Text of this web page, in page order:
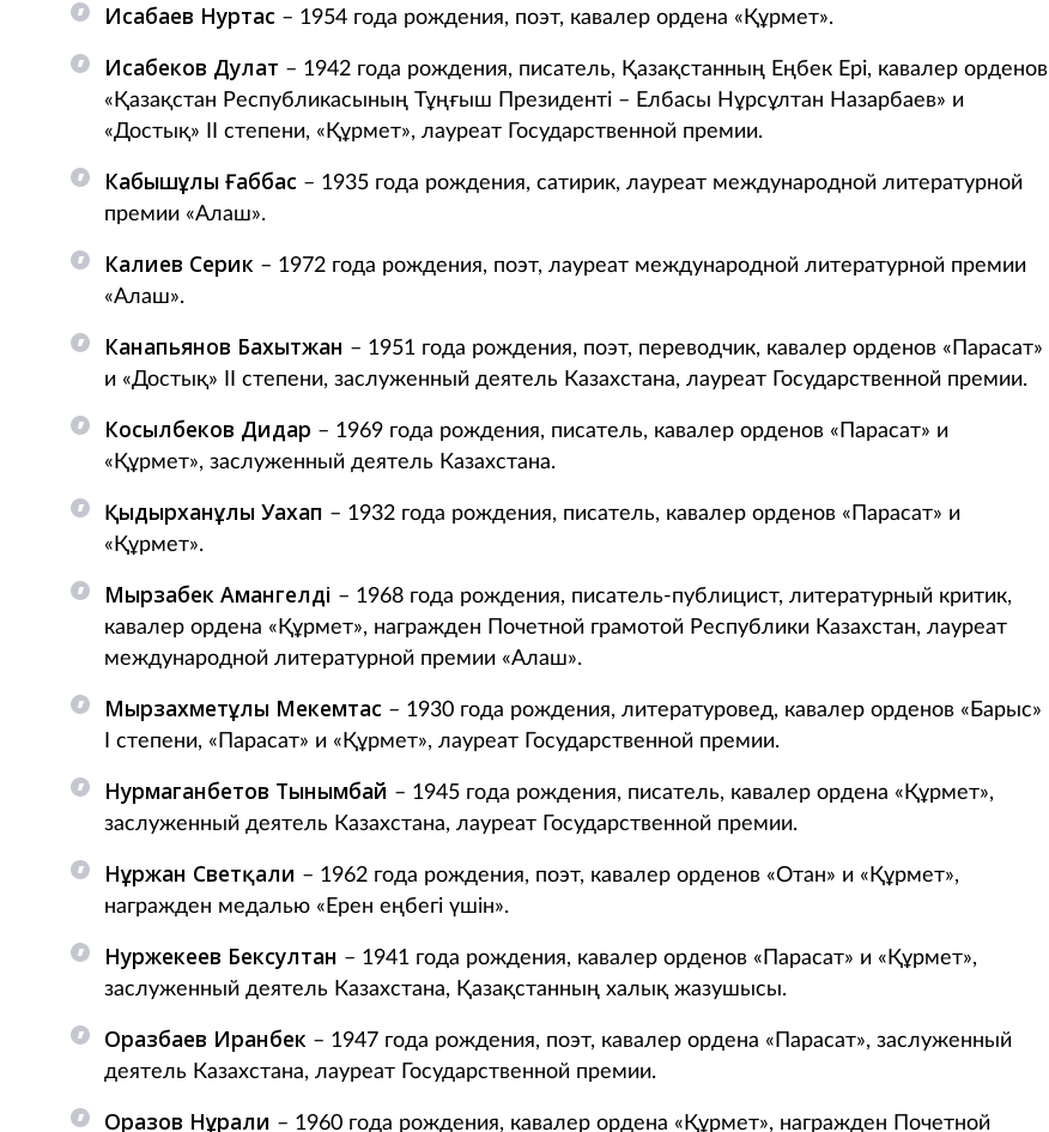
Исабаев Нуртас – 1954 года рождения, поэт, кавалер ордена «Құрмет».
Исабеков Дулат – 1942 года рождения, писатель, Қазақстанның Еңбек Ері, кавалер орденов
«Қазақстан Республикасының Тұңғыш Президентi – Елбасы Нұрсұлтан Назарбаев» и
«Достық» ІІ степени, «Құрмет», лауреат Государственной премии.
Кабышұлы Ғаббас – 1935 года рождения, сатирик, лауреат международной литературной
премии «Алаш».
Калиев Серик – 1972 года рождения, поэт, лауреат международной литературной премии
«Алаш».
Канапьянов Бахытжан – 1951 года рождения, поэт, переводчик, кавалер орденов «Парасат»
и «Достық» ІІ степени, заслуженный деятель Казахстана, лауреат Государственной премии.
Косылбеков Дидар – 1969 года рождения, писатель, кавалер орденов «Парасат» и
«Құрмет», заслуженный деятель Казахстана.
Қыдырханұлы Уахап – 1932 года рождения, писатель, кавалер орденов «Парасат» и
«Құрмет».
Мырзабек Амангелді – 1968 года рождения, писатель-публицист, литературный критик,
кавалер ордена «Құрмет», награжден Почетной грамотой Республики Казахстан, лауреат
международной литературной премии «Алаш».
Мырзахметұлы Мекемтас – 1930 года рождения, литературовед, кавалер орденов «Барыс»
І степени, «Парасат» и «Құрмет», лауреат Государственной премии.
Нурмаганбетов Тынымбай – 1945 года рождения, писатель, кавалер ордена «Құрмет»,
заслуженный деятель Казахстана, лауреат Государственной премии.
Нұржан Светқали – 1962 года рождения, поэт, кавалер орденов «Отан» и «Құрмет»,
награжден медалью «Ерен еңбегі үшін».
Нуржекеев Бексултан – 1941 года рождения, кавалер орденов «Парасат» и «Құрмет»,
заслуженный деятель Казахстана, Қазақстанның халық жазушысы.
Оразбаев Иранбек – 1947 года рождения, поэт, кавалер ордена «Парасат», заслуженный
деятель Казахстана, лауреат Государственной премии.
Оразов Нұрғали – 1960 года рождения, кавалер ордена «Құрмет», награжден Почетной